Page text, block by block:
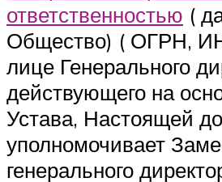
ответственностью (
Общество) ( ОГРН,
лице Генерального
действующего на
Устава, Настоящей
уполномочивает
генерального